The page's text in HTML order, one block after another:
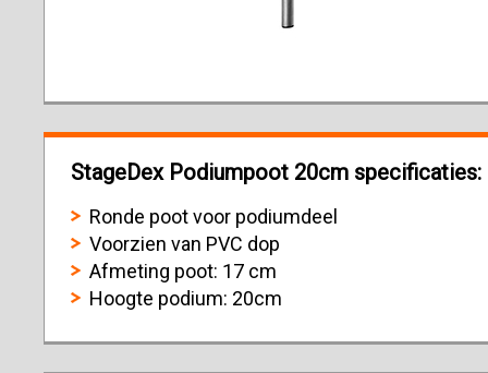
StageDex Podiumpoot 20cm specificaties:
Ronde poot voor podiumdeel
Voorzien van PVC dop
Afmeting poot: 17 cm
Hoogte podium: 20cm